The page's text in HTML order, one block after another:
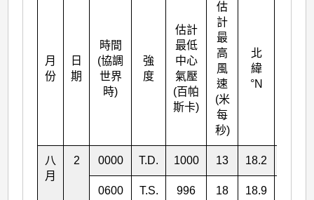
月
份
日
期
時間
(協調
世界
時)
強
度
估計
最低
中心
氣壓
(百帕
斯卡)
估
計
最
高
風
速
(米
每
秒)
北
緯
°N
八
月
2 0000 T.D. 1000 13 18.2
0600 T.S. 996 18 18.9